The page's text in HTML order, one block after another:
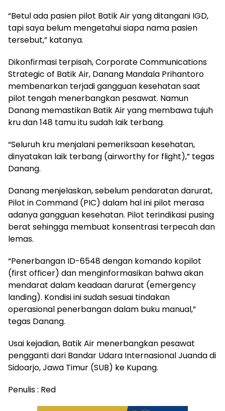
“Betul ada pasien pilot Batik Air yang ditangani IGD,
tapi saya belum mengetahui siapa nama pasien
tersebut,” katanya.
Dikonfirmasi terpisah, Corporate Communications
Strategic of Batik Air, Danang Mandala Prihantoro
membenarkan terjadi gangguan kesehatan saat
pilot tengah menerbangkan pesawat. Namun
Danang memastikan Batik Air yang membawa tujuh
kru dan 148 tamu itu sudah laik terbang.
“Seluruh kru menjalani pemeriksaan kesehatan,
dinyatakan laik terbang (airworthy for flight),” tegas
Danang.
Danang menjelaskan, sebelum pendaratan darurat,
Pilot in Command (PIC) dalam hal ini pilot merasa
adanya gangguan kesehatan. Pilot terindikasi pusing
berat sehingga membuat konsentrasi terpecah dan
lemas.
“Penerbangan ID-6548 dengan komando kopilot
(first officer) dan menginformasikan bahwa akan
mendarat dalam keadaan darurat (emergency
landing). Kondisi ini sudah sesuai tindakan
operasional penerbangan dalam buku manual,”
tegas Danang.
Usai kejadian, Batik Air menerbangkan pesawat
pengganti dari Bandar Udara Internasional Juanda di
Sidoarjo, Jawa Timur (SUB) ke Kupang.
Penulis : Red